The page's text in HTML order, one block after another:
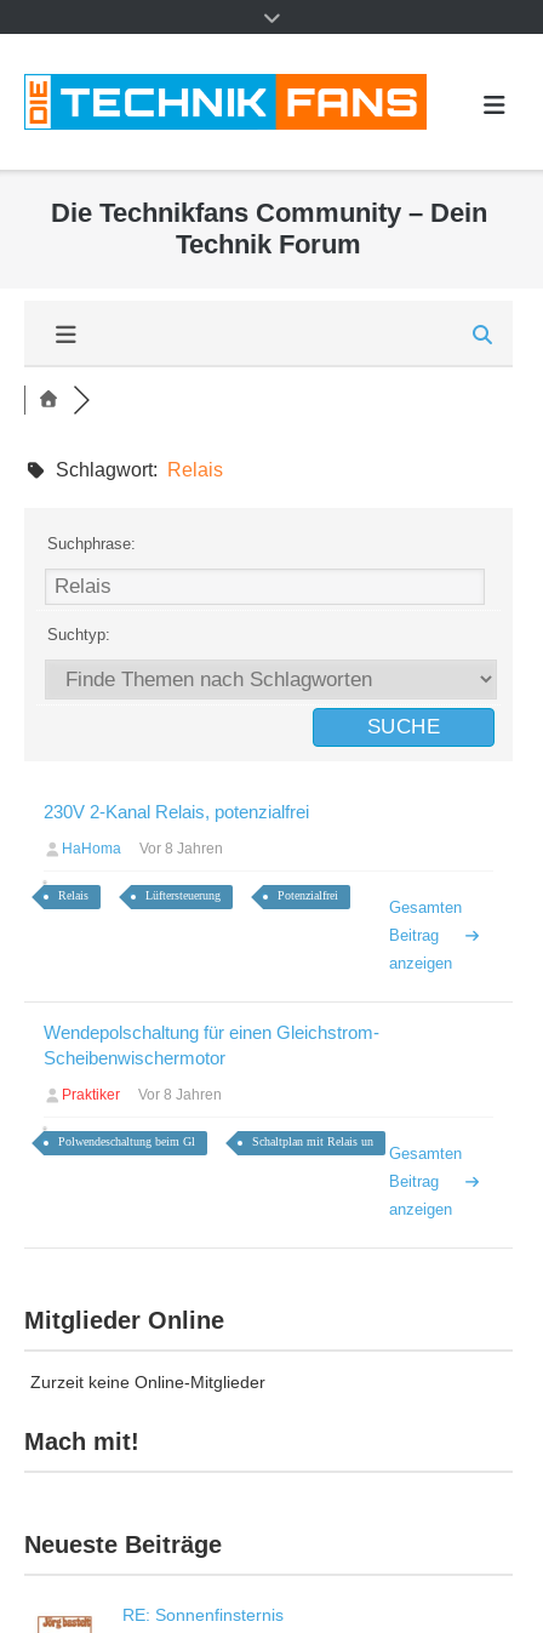
Die Technikfans Community – Dein
Technik Forum
Schlagwort: Relais
Suchphrase:
Suchtyp:
230V 2-Kanal Relais, potenzialfrei
HaHoma Vor 8 Jahren
Relais Lüftersteuerung Potenzialfrei
Gesamten
Beitrag
anzeigen
Wendepolschaltung für einen Gleichstrom-
Scheibenwischermotor
Praktiker Vor 8 Jahren
Polwendeschaltung beim Gl Schaltplan mit Relais un
Gesamten
Beitrag
anzeigen
Mitglieder Online
Zurzeit keine Online-Mitglieder
Mach mit!
Neueste Beiträge
RE: Sonnenfinsternis